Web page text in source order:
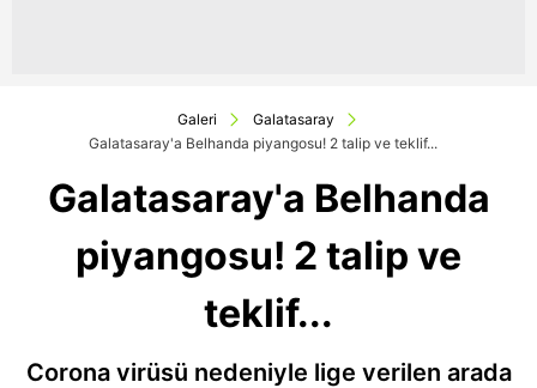
Galeri
Galatasaray
Galatasaray'a Belhanda piyangosu! 2 talip ve teklif...
Galatasaray'a Belhanda
piyangosu! 2 talip ve
teklif...
Corona virüsü nedeniyle lige verilen arada